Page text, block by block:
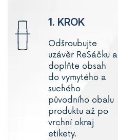
1. KROK
Odšroubujte
uzávěr ReSáčkua
doplňte obsah
do vymytého a
suchého
původního obalu
produktu až po
vrchní okraj
etikety.